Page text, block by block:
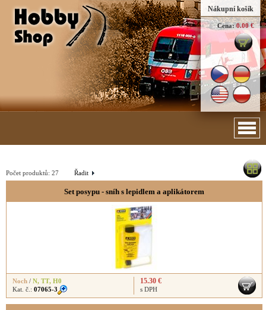
Nákupní košík
Cena: 0.00 €
Řadit
Počet produktů: 27
Set posypu - sníh s lepidlem a aplikátorem
Noch / N, TT, H0
Kat. č.: 07065-3
15.30 €
s DPH